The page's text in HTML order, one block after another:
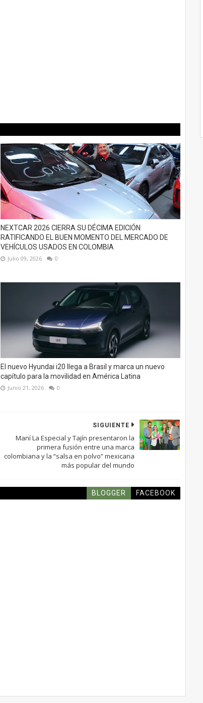
NEXTCAR 2026 CIERRA SU DÉCIMA EDICIÓN
RATIFICANDO EL BUEN MOMENTO DEL MERCADO DE
VEHÍCULOS USADOS EN COLOMBIA
Julio 09, 2026 0
El nuevo Hyundai i20 llega a Brasil y marca un nuevo
capítulo para la movilidad en América Latina
Junio 21, 2026 0
SIGUIENTE
Maní La Especial y Tajín presentaron la
primera fusión entre una marca
colombiana y la “salsa en polvo” mexicana
más popular del mundo
BLOGGER FACEBOOK